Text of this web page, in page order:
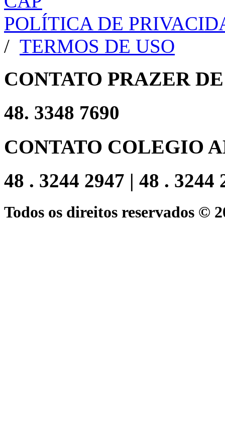
POLÍTICA DE
/ TERMOS DE USO
CONTATO PRAZER
48. 3348 7690
CONTATO COLEGIO
48 . 3244 2947 | 48 . 3244
Todos os direitos reservados ©